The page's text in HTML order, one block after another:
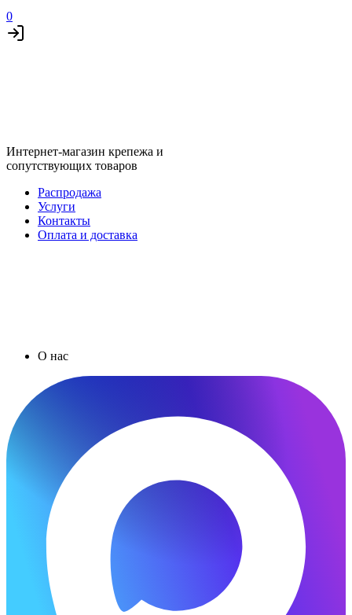
0
Интернет-магазин крепежа и
сопутствующих товаров
Распродажа
Услуги
Контакты
Оплата и доставка
О нас